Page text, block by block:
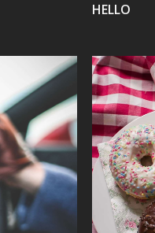
HELLO